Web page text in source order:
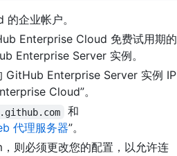
企业帐户。
Enterprise Cloud 免费试用期的
Enterprise Server 实例。
GitHub Enterprise Server 实例 IP
Cloud”。
和
代理服务器”。
则必须更改您的配置，以允许连